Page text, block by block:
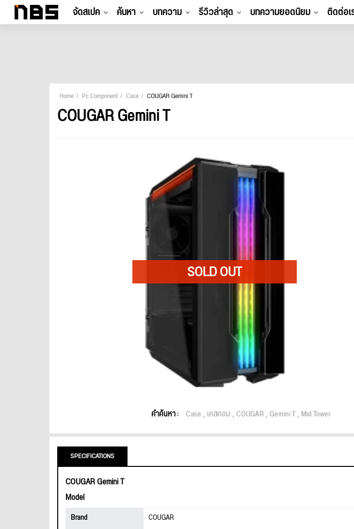
จัดสเปค ค้นหา บทความ รีวิวล่าสุด บทความยอดนิยม ติดต่อเ
Home Pc Component Case COUGAR Gemini T
COUGAR Gemini T
คำค้นหา : Case เคสคอม COUGAR Gemini T Mid Tower
SPECIFICATIONS
COUGAR Gemini T
Model
Brand
COUGAR